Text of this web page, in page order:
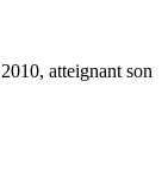
atteignant son